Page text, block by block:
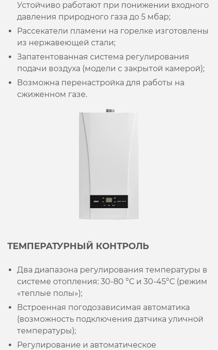
Устойчиво работают при понижении входного
давления природного газа до 5 мбар;
Рассекатели пламени на горелке изготовлены
из нержавеющей стали;
Запатентованная система регулирования
подачи воздуха (модели с закрытой камерой);
Возможна перенастройка для работы на
сжиженном газе.
ТЕМПЕРАТУРНЫЙ КОНТРОЛЬ
Два диапазона регулирования температуры в
системе отопления: 30-80 °С и 30-45°С (режим
«теплые полы»);
Встроенная погодозависимая автоматика
(возможность подключения датчика уличной
температуры);
Регулирование и автоматическое